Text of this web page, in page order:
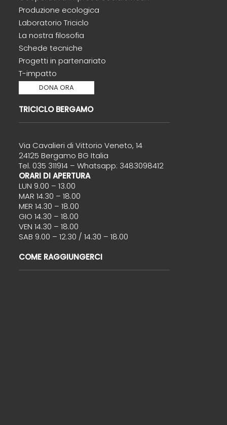
Produzione ecologica
Laboratorio Triciclo
La nostra filosofia
Schede tecniche
Progetti in partenariato
T-impatto
DONA ORA
TRICICLO BERGAMO
Via Cavalieri di Vittorio Veneto, 14
24125 Bergamo BG Italia
Tel. 035 311914 – Whatsapp: 3483098412
ORARI DI APERTURA
LUN 9.00 – 13.00
MAR 14.30 – 18.00
MER 14.30 – 18.00
GIO 14.30 – 18.00
VEN 14.30 – 18.00
SAB 9.00 – 12.30 / 14.30 – 18.00
COME RAGGIUNGERCI